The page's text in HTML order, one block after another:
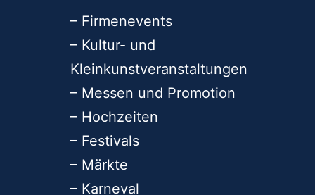
– Firmenevents
– Kultur- und
Kleinkunstveranstaltungen
– Messen und Promotion
– Hochzeiten
– Festivals
– Märkte
– Karneval